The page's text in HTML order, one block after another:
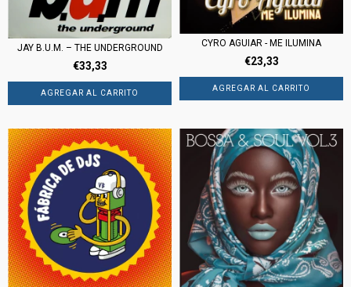
JAY B.U.M. – THE UNDERGROUND
€33,33
CYRO AGUIAR - ME ILUMINA
€23,33